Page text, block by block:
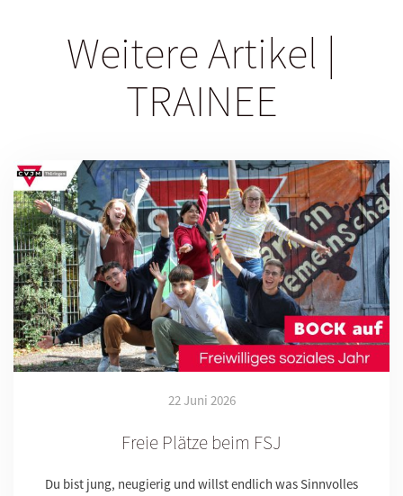
Weitere Artikel |
TRAINEE
22 Juni 2026
Freie Plätze beim FSJ
Du bist jung, neugierig und willst endlich was Sinnvolles